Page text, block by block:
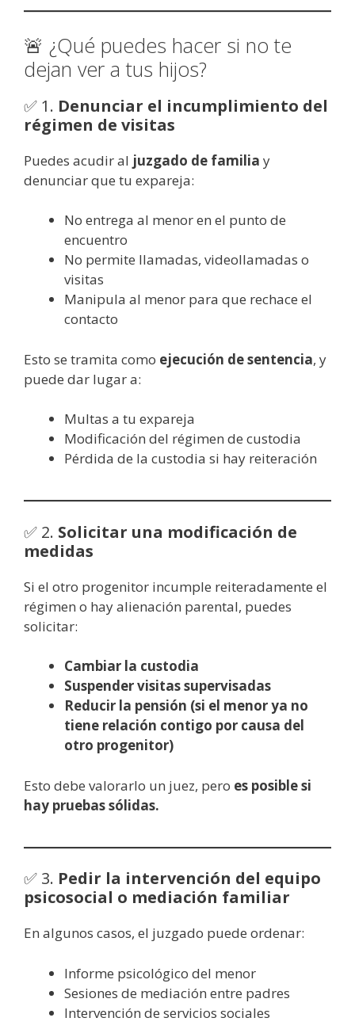
🚨 ¿Qué puedes hacer si no te
dejan ver a tus hijos?
✅ 1. Denunciar el incumplimiento del
régimen de visitas
Puedes acudir al juzgado de familia y
denunciar que tu expareja:
No entrega al menor en el punto de
encuentro
No permite llamadas, videollamadas o
visitas
Manipula al menor para que rechace el
contacto
Esto se tramita como ejecución de sentencia, y
puede dar lugar a:
Multas a tu expareja
Modificación del régimen de custodia
Pérdida de la custodia si hay reiteración
✅ 2. Solicitar una modificación de
medidas
Si el otro progenitor incumple reiteradamente el
régimen o hay alienación parental, puedes
solicitar:
Cambiar la custodia
Suspender visitas supervisadas
Reducir la pensión (si el menor ya no
tiene relación contigo por causa del
otro progenitor)
Esto debe valorarlo un juez, pero es posible si
hay pruebas sólidas.
✅ 3. Pedir la intervención del equipo
psicosocial o mediación familiar
En algunos casos, el juzgado puede ordenar:
Informe psicológico del menor
Sesiones de mediación entre padres
Intervención de servicios sociales